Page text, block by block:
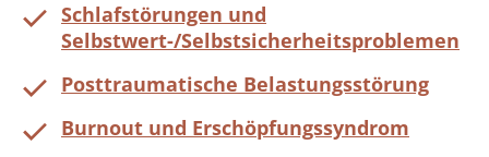
Schlafstörungen und
Selbstwert-/Selbstsicherheitsproblemen
Posttraumatische Belastungsstörung
Burnout und Erschöpfungssyndrom